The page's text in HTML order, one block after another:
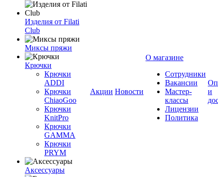
Изделия от Filati
Club
Миксы пряжи
Крючки
Крючки
ADDI
Крючки
ChiaoGoo
Крючки
KnitPro
Крючки
GAMMA
Крючки
PRYM
Аксессуары
Акции Новости
О магазине
Сотрудники
Вакансии
Мастер-
классы
Лицензии
Политика
и